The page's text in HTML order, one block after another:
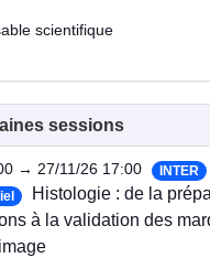
scientifique
sessions
→ 27/11/26 17:00
INTER
Histologie : de la
à la validation des